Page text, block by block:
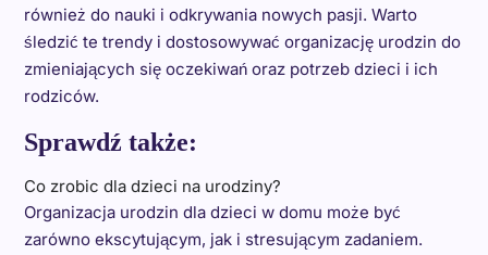
również do nauki i odkrywania nowych pasji. Warto
śledzić te trendy i dostosowywać organizację urodzin do
zmieniających się oczekiwań oraz potrzeb dzieci i ich
rodziców.
Sprawdź także:
Co zrobic dla dzieci na urodziny?
Organizacja urodzin dla dzieci w domu może być
zarówno ekscytującym, jak i stresującym zadaniem.